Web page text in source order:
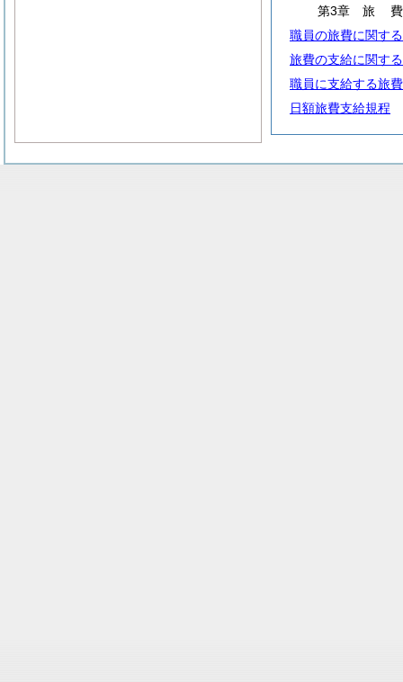
第3章 旅費
職員の旅費に関す
旅費の支給に関す
職員に支給する旅
日額旅費支給規程